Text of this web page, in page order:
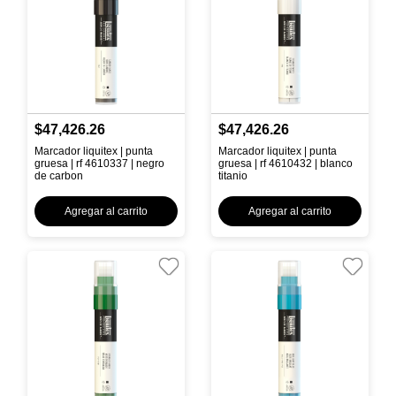
$47,426.26
Marcador liquitex | punta
gruesa | rf 4610337 | negro
de carbon
Agregar al carrito
$47,426.26
Marcador liquitex | punta
gruesa | rf 4610432 | blanco
titanio
Agregar al carrito